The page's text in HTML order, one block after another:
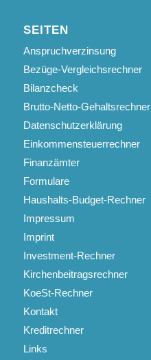
SEITEN
Anspruchverzinsung
Bezüge-Vergleichsrechner
Bilanzcheck
Brutto-Netto-Gehaltsrechner
Datenschutzerklärung
Einkommensteuerrechner
Finanzämter
Formulare
Haushalts-Budget-Rechner
Impressum
Imprint
Investment-Rechner
Kirchenbeitragsrechner
KoeSt-Rechner
Kontakt
Kreditrechner
Links